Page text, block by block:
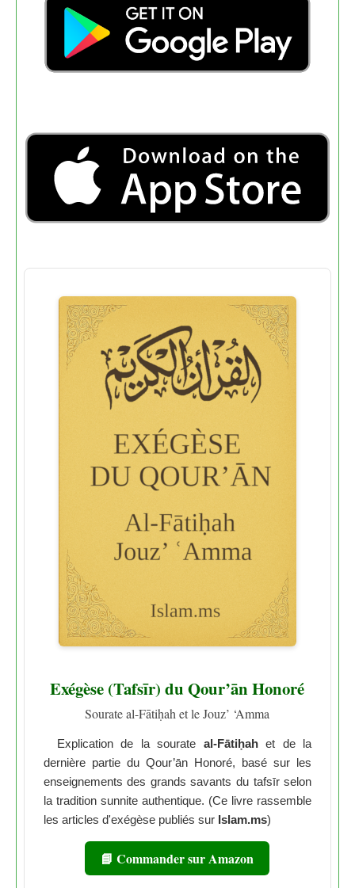
Exégèse (Tafsīr) du Qour’ān Honoré
Sourate al-Fātiḥah et le Jouz’ ‘Amma
Explication de la sourate al-Fātiḥahet de la
dernière partie du Qour’ān Honoré, basé sur les
enseignements des grands savants du tafsīr selon
la tradition sunnite authentique. (Ce livre rassemble
les articles d'exégèse publiés sur Islam.ms)
📘 Commander sur Amazon